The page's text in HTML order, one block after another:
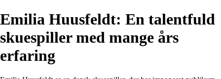
Emilia Huusfeldt: En talentfuld
skuespiller med mange års
erfaring